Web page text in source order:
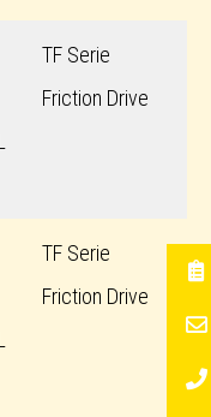
TF Serie
Friction Drive
TF Serie
Friction Drive